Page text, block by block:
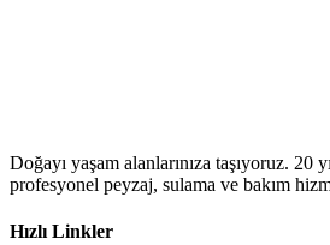
Doğayı yaşam alanlarınıza taşıyoruz. 20
profesyonel peyzaj, sulama ve bakım
Hızlı Linkler